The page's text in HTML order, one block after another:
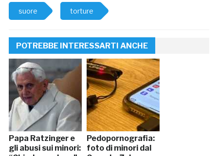
suore torture
POTREBBE INTERESSARTI ANCHE
Papa Ratzinger e
gli abusi sui minori:
Pedopornografia:
foto di minori dal